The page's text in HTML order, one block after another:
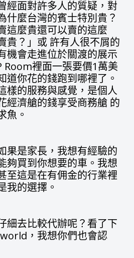
經面對許多人的質疑，對
什麼台灣的賓士特別貴？
這麼貴還可以賣的這麼
貴？」或 許有人很不屑的
機會走進位於關渡的展示
Room裡面一張要價1萬美
道你花的錢跑到哪裡了。
樣的服務與感覺，是個人
經濟艙的錢享受商務艙 的
魚。
果是家長，我想有經驗的
夠買到你想要的車。我想
至這是在有佣金的行業裡
我的選擇。
細去比較代辦呢？看了下
，我想你們也會認